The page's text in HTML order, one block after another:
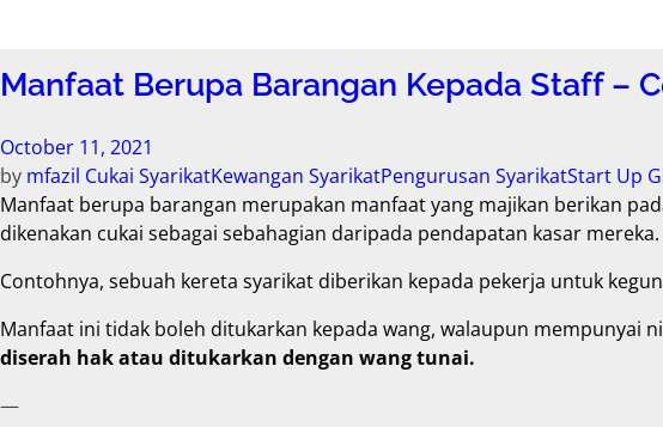
Manfaat Berupa Barangan Kepada Staff –
October 11, 2021
by mfazil Cukai SyarikatKewangan SyarikatPengurusan SyarikatStart Up
Manfaat berupa barangan merupakan manfaat yang majikan berikan
dikenakan cukai sebagai sebahagian daripada pendapatan kasar mereka.
Contohnya, sebuah kereta syarikat diberikan kepada pekerja untuk
Manfaat ini tidak boleh ditukarkan kepada wang, walaupun mempunyai
diserah hak atau ditukarkan dengan wang tunai.
—